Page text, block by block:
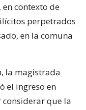
, en contexto de
perpetrados
en la comuna
la magistrada
el ingreso en
que la